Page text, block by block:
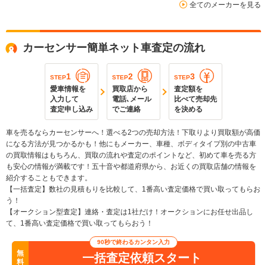
全てのメーカーを見る
カーセンサー簡単ネット車査定の流れ
STEP1
愛車情報を
入力して
査定申し込み
STEP2
買取店から
電話､メール
でご連絡
STEP3
査定額を
比べて売却先
を決める
車を売るならカーセンサーへ！選べる2つの売却方法！下取りより買取額が高価
になる方法が見つかるかも！他にもメーカー、車種、ボディタイプ別の中古車
の買取情報はもちろん、買取の流れや査定のポイントなど、初めて車を売る方
も安心の情報が満載です！五十音や都道府県から、お近くの買取店舗の情報を
紹介することもできます。
【一括査定】数社の見積もりを比較して、1番高い査定価格で買い取ってもらお
う！
【オークション型査定】連絡・査定は1社だけ！オークションにお任せ出品し
て、1番高い査定価格で買い取ってもらおう！
無
料
90秒で終わるカンタン入力
一括査定依頼スタート